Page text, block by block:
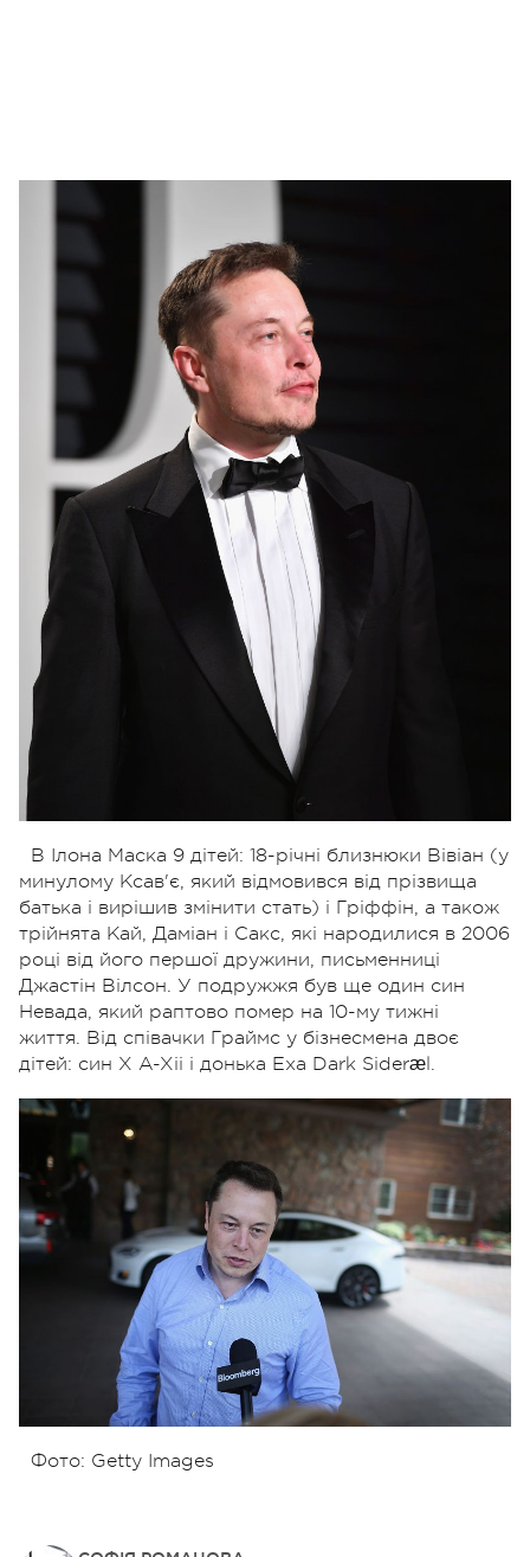
В Ілона Маска 9 дітей: 18-річні близнюки Вівіан (у
минулому Ксав'є, який відмовився від прізвища
батька і вирішив змінити стать) і Гріффін, а також
трійнята Кай, Даміан і Сакс, які народилися в 2006
році від його першої дружини, письменниці
Джастін Вілсон. У подружжя був ще один син
Невада, який раптово помер на 10-му тижні
життя. Від співачки Граймс у бізнесмена двоє
дітей: син X A-Xii і донька Exa Dark Sideræl.
Фото: Getty Images